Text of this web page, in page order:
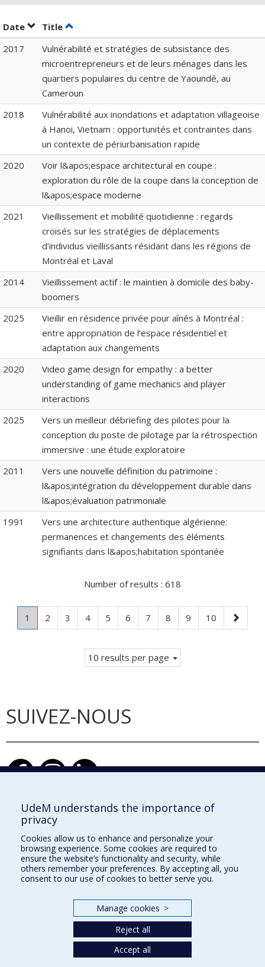
Date Sort by date in descending order
Title Sort by title in descending order
2017
Vulnérabilité et stratégies de subsistance des
microentrepreneurs et de leurs ménages dans les
quartiers populaires du centre de Yaoundé, au
Cameroun
2018
Vulnérabilité aux inondations et adaptation villageoise
à Hanoi, Vietnam : opportunités et contraintes dans
un contexte de périurbanisation rapide
2020
Voir l&apos;espace architectural en coupe :
exploration du rôle de la coupe dans la conception de
l&apos;espace moderne
2021
Vieillissement et mobilité quotidienne : regards
croisés sur les stratégies de déplacements
d’individus vieillissants résidant dans les régions de
Montréal et Laval
2014
Vieillissement actif : le maintien à domicile des baby-
boomers
2025
Vieillir en résidence privée pour aînés à Montréal :
entre appropriation de l’espace résidentiel et
adaptation aux changements
2020
Video game design for empathy : a better
understanding of game mechanics and player
interactions
2025
Vers un meilleur débriefing des pilotes pour la
conception du poste de pilotage par la rétrospection
immersive : une étude exploratoire
2011
Vers une nouvelle définition du patrimoine :
l&apos;intégration du développement durable dans
l&apos;évaluation patrimoniale
1991
Vers une architecture authentique algérienne:
permanences et changements des éléments
signifiants dans l&apos;habitation spontanée
Number of results : 618
Page
1
Current
Page
2 Page
3 Page
4 Page
5 Page
6 Page
7 Page
8 Page
9 Page
10
Next
page
10 results per page
SUIVEZ-NOUS
École d'architecture
École de design
École d'urbanisme et d'architecture de paysage
UdeM understands the importance of
privacy
Cookies allow us to enhance and personalize your
browsing experience. Some cookies are required to
ensure the website’s functionality and security, while
others remember your preferences. By accepting all, you
consent to our use of cookies to better serve you.
Manage cookies >
Reject all
Accept all